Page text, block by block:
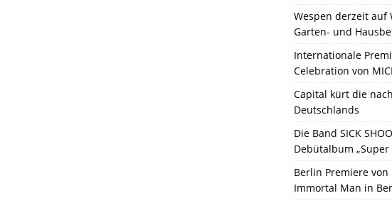
Wespen derzeit auf
Garten- und
Internationale
Celebration von
Capital kürt die
Deutschlands
Die Band SICK
Debütalbum „Super
Berlin Premiere von
Immortal Man in